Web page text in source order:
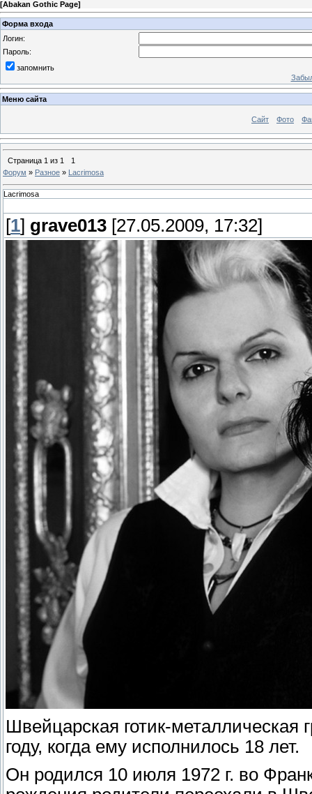
[Abakan Gothic Page]
Форма входа
Логин:
Пароль:
запомнить
Меню сайта
Сайт Фото
Страница 1 из 1
1
Форум » Разное » Lacrimosa
Lacrimosa
[1] grave013 [27.05.2009, 17:32]
Швейцарская готик-
году, когда ему исполнилось 18 лет.
Он родился 10 июля 1972 г. во